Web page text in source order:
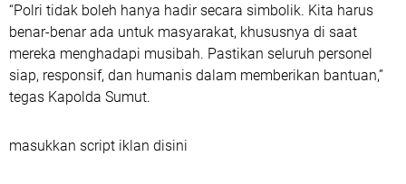
“Polri tidak boleh hanya hadir secara simbolik. Kita harus
benar-benar ada untuk masyarakat, khususnya di saat
mereka menghadapi musibah. Pastikan seluruh personel
siap, responsif, dan humanis dalam memberikan bantuan,”
tegas Kapolda Sumut.
masukkan script iklan disini